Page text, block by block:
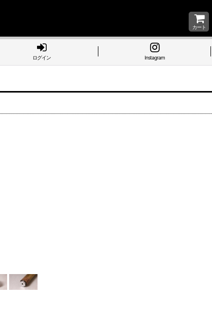
カート
ログイン Instagram